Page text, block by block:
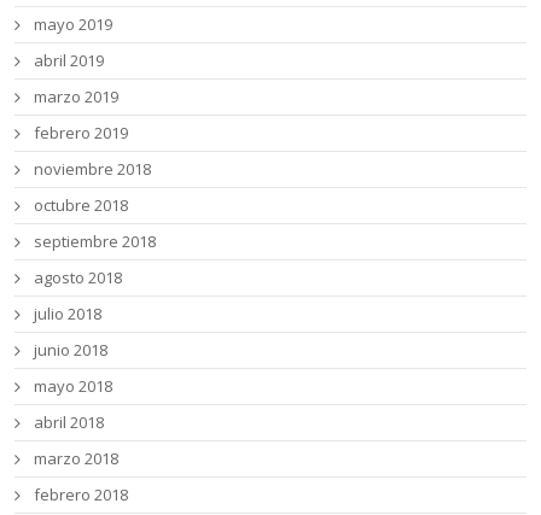
mayo 2019
abril 2019
marzo 2019
febrero 2019
noviembre 2018
octubre 2018
septiembre 2018
agosto 2018
julio 2018
junio 2018
mayo 2018
abril 2018
marzo 2018
febrero 2018